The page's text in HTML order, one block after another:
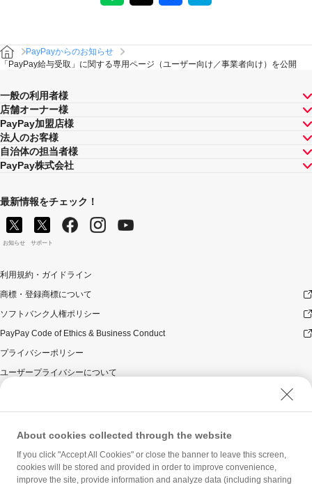
PayPayからのお知らせ
「PayPay給与受取」に関する専用ページ（ユーザー向け／事業者向け）を公開
一般の利用者様
店舗オーナー様
PayPay加盟店様
法人のお客様
自治体の担当者様
PayPay株式会社
最新情報をチェック！
お知らせ サポート
利用規約・ガイドライン
商標・登録商標について
ソフトバンク人権ポリシー
PayPay Code of Ethics & Business Conduct
プライバシーポリシー
ユーザープライバシーについて
ウェブサイト利用規約
反社会的勢力に対する方針
勧誘方針
マネロン等基本方針
About cookies collected through the website
If you click "Accept All Cookies" or close the banner to leave this screen,
cookies will be stored and provided in order to improve convenience,
improve the site, provide information and analyze data (including sharing